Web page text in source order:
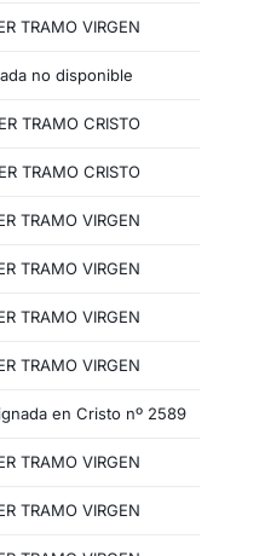
TRAMO VIRGEN
no disponible
TRAMO CRISTO
TRAMO CRISTO
TRAMO VIRGEN
TRAMO VIRGEN
TRAMO VIRGEN
TRAMO VIRGEN
en Cristo nº 2589
TRAMO VIRGEN
TRAMO VIRGEN